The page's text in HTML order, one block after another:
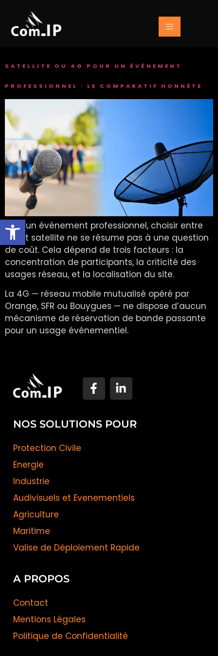
Ouvrir la barre d’outils
SATELLITE OU 4G POUR UN ÉVÉNEMENT
PROFESSIONNEL : LE COMPARATIF HONNÊTE
Pour un événement professionnel, choisir entre
4G et satellite ne se résume pas à une question
de coût. Cela dépend de trois facteurs : la
concentration de participants, la criticité des
usages réseau, et la localisation du site.
La 4G — réseau mobile mutualisé opéré par
Orange, SFR ou Bouygues — ne dispose d’aucun
mécanisme de réservation de bande passante
pour un usage événementiel.
NOS SOLUTIONS POUR
Protection Civile
Energie
Industrie
Audivisuels et Evenementiels
Agriculture
Maritime
Valise de Déploiement Rapide
A PROPOS
Contact
Mentions Légales
Politique de Confidentialité